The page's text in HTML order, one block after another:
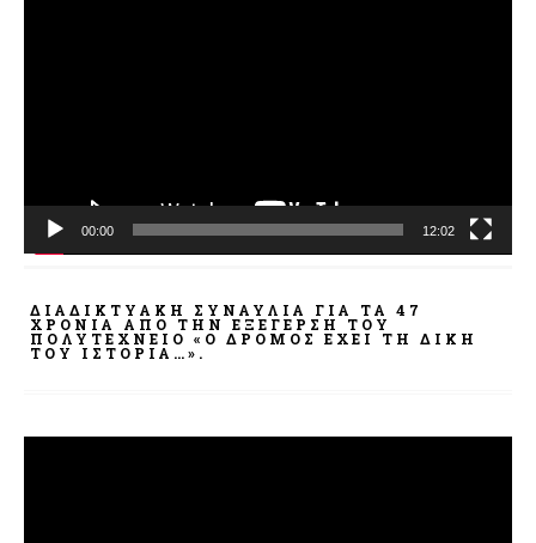
00:00 12:02
ΔΙΑΔΙΚΤΥΑΚΉ ΣΥΝΑΥΛΊΑ ΓΙΑ ΤΑ 47
ΧΡΌΝΙΑ ΑΠΌ ΤΗΝ ΕΞΈΓΕΡΣΗ ΤΟΥ
ΠΟΛΥΤΕΧΝΕΊΟ «Ο ΔΡΌΜΟΣ ΈΧΕΙ ΤΗ ΔΙΚΉ
ΤΟΥ ΙΣΤΟΡΊΑ…».